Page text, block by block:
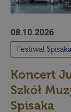
08.10.2026
Festiwal Spisaka
Koncert
Szkół
Spisaka